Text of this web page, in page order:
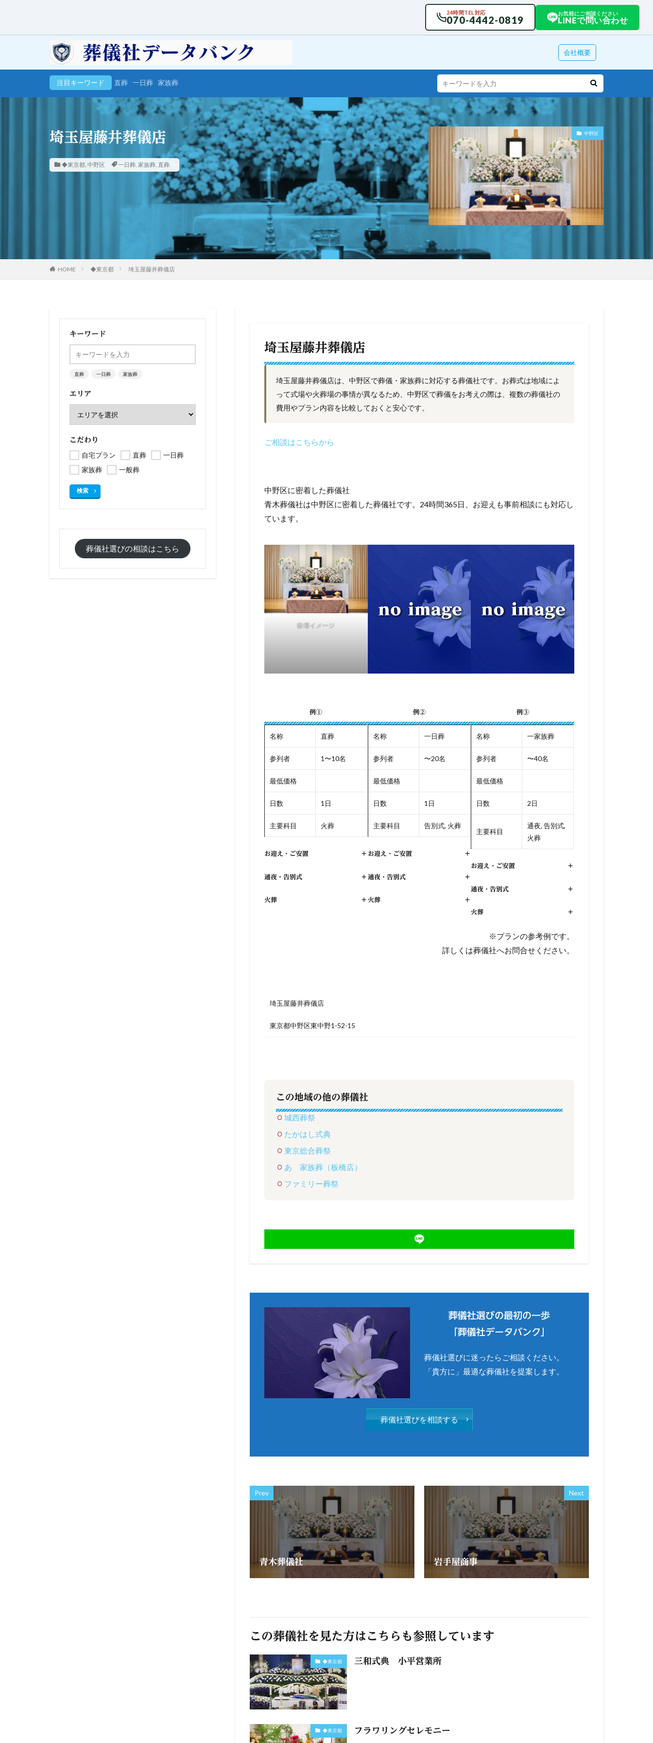
24時間TEL対応
070-4442-0819
お気軽にご相談ください
LINEで問い合わせ
会社概要
注目キーワード 直葬 一日葬 家族葬
埼玉屋藤井葬儀店
◆東京都, 中野区 一日葬, 家族葬, 直葬
中野区
HOME ◆東京都 埼玉屋藤井葬儀店
埼玉屋藤井葬儀店
埼玉屋藤井葬儀店は、中野区で葬儀・家族葬に対応する葬儀社です。お葬式は地域によ
って式場や火葬場の事情が異なるため、中野区で葬儀をお考えの際は、複数の葬儀社の
費用やプラン内容を比較しておくと安心です。
ご相談はこちらから
中野区に密着した葬儀社
青木葬儀社は中野区に密着した葬儀社です。24時間365日、お迎えも事前相談にも対応し
ています。
祭壇イメージ
例①
名称 直葬
参列者 1〜10名
最低価格
日数 1日
主要科目 火葬
お迎え・ご安置 +
通夜・告別式 +
火葬 +
例②
名称 一日葬
参列者 〜20名
最低価格
日数 1日
主要科目 告別式, 火葬
お迎え・ご安置 +
通夜・告別式 +
火葬 +
例③
名称 一家族葬
参列者 〜40名
最低価格
日数 2日
主要科目
通夜, 告別式,
火葬
お迎え・ご安置 +
通夜・告別式 +
火葬 +
※プランの参考例です。
詳しくは葬儀社へお問合せください。
埼玉屋藤井葬儀店
東京都中野区東中野1-52-15
この地域の他の葬儀社
城西葬祭
たかはし式典
東京総合葬祭
あゝ家族葬（板橋店）
ファミリー葬祭
葬儀社選びの最初の一歩
「葬儀社データバンク」
葬儀社選びに迷ったらご相談ください。
「貴方に」最適な葬儀社を提案します。
葬儀社選びを相談する
Prev
青木葬儀社
Next
岩手屋商事
この葬儀社を見た方はこちらも参照しています
◆東京都 三和式典 小平営業所
◆東京都 フラワリングセレモニー
キーワード
直葬 一日葬 家族葬
エリア
こだわり
自宅プラン 直葬
一日葬
家族葬
一般葬
検索
葬儀社選びの相談はこちら